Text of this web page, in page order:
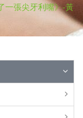
一張尖牙利嘴》-黃